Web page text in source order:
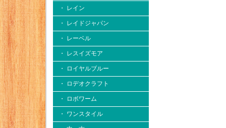
・ レイン
・ レイドジャパン
・ レーベル
・ レスイズモア
・ ロイヤルブルー
・ ロデオクラフト
・ ロボワーム
・ ワンスタイル